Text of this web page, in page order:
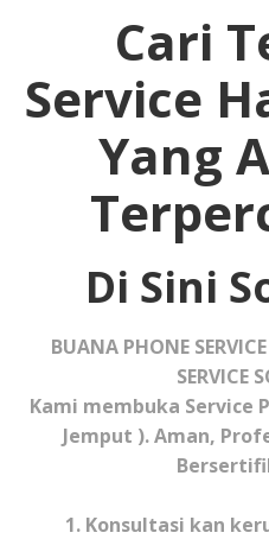
Cari
Service
Yang
Di Sini
BUANA PHONE
SERVICE
Kami membuka Service
Jemput ). Aman,
1. Konsultasi kan